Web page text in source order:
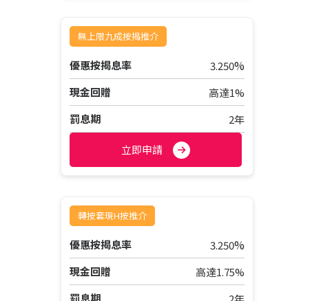
無上限九成按揭推介
優惠按揭息率 3.250%
現金回贈
高達1%
罰息期
2年
立即申請
轉按套現H按推介
優惠按揭息率 3.250%
現金回贈
高達1.75%
罰息期